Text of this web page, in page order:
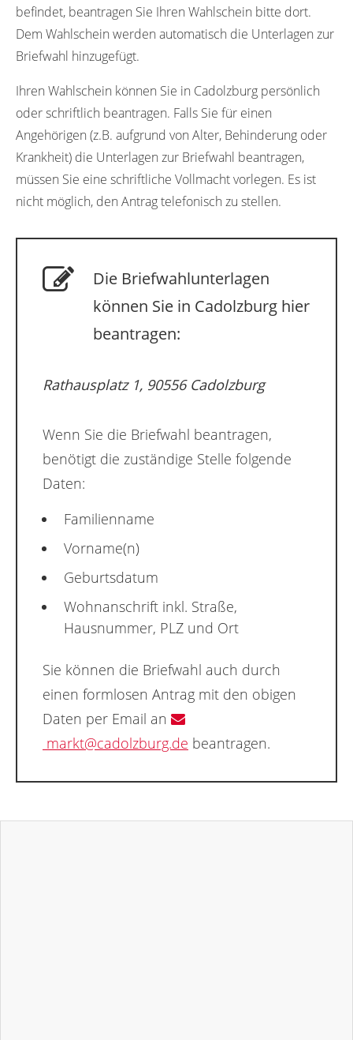
befindet, beantragen Sie Ihren Wahlschein bitte dort.
Dem Wahlschein werden automatisch die Unterlagen zur
Briefwahl hinzugefügt.
Ihren Wahlschein können Sie in Cadolzburg persönlich
oder schriftlich beantragen. Falls Sie für einen
Angehörigen (z.B. aufgrund von Alter, Behinderung oder
Krankheit) die Unterlagen zur Briefwahl beantragen,
müssen Sie eine schriftliche Vollmacht vorlegen. Es ist
nicht möglich, den Antrag telefonisch zu stellen.
Die Briefwahlunterlagen
können Sie in Cadolzburg hier
beantragen:
Rathausplatz 1, 90556 Cadolzburg
Wenn Sie die Briefwahl beantragen,
benötigt die zuständige Stelle folgende
Daten:
Familienname
Vorname(n)
Geburtsdatum
Wohnanschrift inkl. Straße,
Hausnummer, PLZ und Ort
Sie können die Briefwahl auch durch
einen formlosen Antrag mit den obigen
Daten per Email an
markt@cadolzburg.de beantragen.